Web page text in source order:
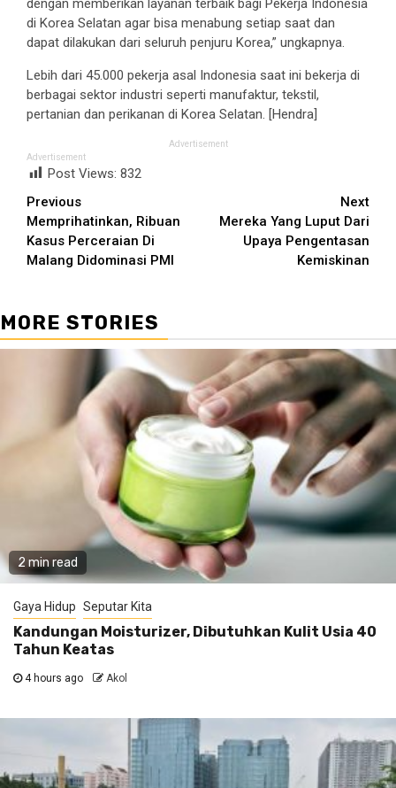
dengan memberikan layanan terbaik bagi Pekerja Indonesia
di Korea Selatan agar bisa menabung setiap saat dan
dapat dilakukan dari seluruh penjuru Korea,” ungkapnya.
Lebih dari 45.000 pekerja asal Indonesia saat ini bekerja di
berbagai sektor industri seperti manufaktur, tekstil,
pertanian dan perikanan di Korea Selatan. [Hendra]
Advertisement
Advertisement
Post Views: 832
Continue
Reading
Previous
Memprihatinkan, Ribuan
Kasus Perceraian Di
Malang Didominasi PMI
Next
Mereka Yang Luput Dari
Upaya Pengentasan
Kemiskinan
MORE STORIES
2 min read
Gaya Hidup Seputar Kita
Kandungan Moisturizer, Dibutuhkan Kulit Usia 40
Tahun Keatas
4 hours ago Akol